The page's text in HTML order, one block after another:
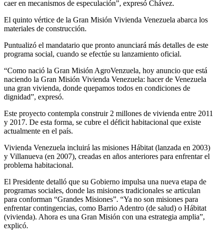
caer en mecanismos de especulación”, expresó Chávez.
El quinto vértice de la Gran Misión Vivienda Venezuela abarca los
materiales de construcción.
Puntualizó el mandatario que pronto anunciará más detalles de este
programa social, cuando se efectúe su lanzamiento oficial.
“Como nació la Gran Misión AgroVenzuela, hoy anuncio que está
naciendo la Gran Misión Vivienda Venezuela: hacer de Venezuela
una gran vivienda, donde quepamos todos en condiciones de
dignidad”, expresó.
Este proyecto contempla construir 2 millones de vivienda entre 2011
y 2017. De esta forma, se cubre el déficit habitacional que existe
actualmente en el país.
Vivienda Venezuela incluirá las misiones Hábitat (lanzada en 2003)
y Villanueva (en 2007), creadas en años anteriores para enfrentar el
problema habitacional.
El Presidente detalló que su Gobierno impulsa una nueva etapa de
programas sociales, donde las misiones tradicionales se articulan
para conforman “Grandes Misiones”. “Ya no son misiones para
enfrentar contingencias, como Barrio Adentro (de salud) o Hábitat
(vivienda). Ahora es una Gran Misión con una estrategia amplia”,
explicó.